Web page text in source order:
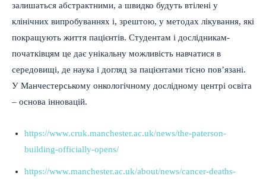
залишаться абстрактними, а швидко будуть втілені у
клінічних випробуваннях і, зрештою, у методах лікування, які
покращують життя пацієнтів. Студентам і дослідникам-
початківцям це дає унікальну можливість навчатися в
середовищі, де наука і догляд за пацієнтами тісно пов’язані.
У Манчестерському онкологічному дослідному центрі освіта
– основа інновацій.
https://www.cruk.manchester.ac.uk/news/the-paterson-
building-officially-opens/
https://www.manchester.ac.uk/about/news/cancer-deaths-